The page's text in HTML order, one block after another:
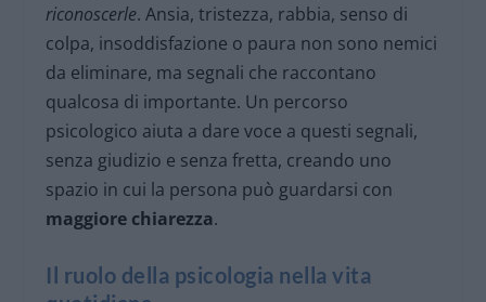
riconoscerle. Ansia, tristezza, rabbia, senso di
colpa, insoddisfazione o paura non sono nemici
da eliminare, ma segnali che raccontano
qualcosa di importante. Un percorso
psicologico aiuta a dare voce a questi segnali,
senza giudizio e senza fretta, creando uno
spazio in cui la persona può guardarsi con
maggiore chiarezza.
Il ruolo della psicologia nella vita